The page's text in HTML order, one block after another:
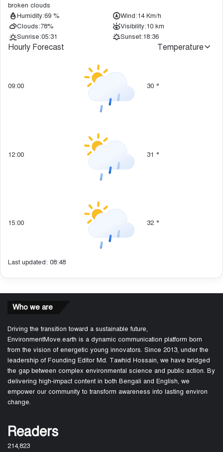
broken clouds
Humidity:69 % Wind:14 Km/h
Clouds:78% Visibility:10 km
Sunrise:05:31 Sunset:18:36
Hourly Forecast Temperature
09:00 30 °
12:00 31 °
15:00 32 °
Last updated: 08:48
Who we are
Driving the transition toward a sustainable future,
EnvironmentMove.earth is a dynamic communication platform born
from the vision of energetic young innovators. Since 2013, under the
leadership of Founding Editor Md. Tawhid Hossain, we have bridged
the gap between complex environmental science and public action. By
delivering high-impact content in both Bengali and English, we
empower our community to transform awareness into lasting environ
change.
Readers
214,823